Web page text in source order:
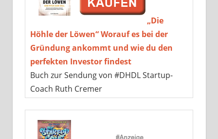
„Die
Höhle der Löwen“ Worauf es bei der
Gründung ankommt und wie du den
perfekten Investor findest
Buch zur Sendung von #DHDL Startup-
Coach Ruth Cremer